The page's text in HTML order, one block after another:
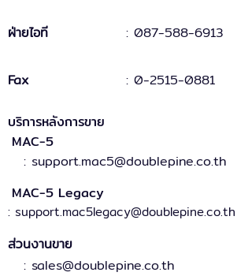
ฝ่ายไอที : 087-588-6913
Fax : 0-2515-0881
บริการหลังการขาย
MAC-5
: support.mac5@doublepine.co.th
MAC-5 Legacy
: support.mac5legacy@doublepine.co.th
ส่วนงานขาย
: sales@doublepine.co.th